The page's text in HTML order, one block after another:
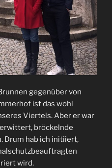
gegenüber von
ist das wohl
Viertels. Aber er war
bröckelnde
Drum hab ich initiiert,
wird.